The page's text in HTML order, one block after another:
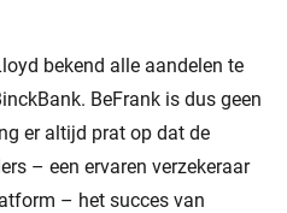
bekend alle aandelen te
BeFrank is dus geen
er altijd prat op dat de
– een ervaren verzekeraar
– het succes van